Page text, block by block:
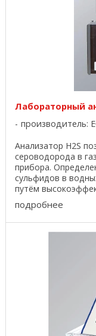
Лабораторный
производитель:
Анализатор H2S
сероводорода в
прибора.
сульфидов в
путём
сочетании ...
подробнее